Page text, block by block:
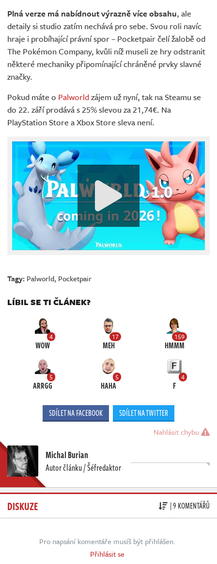
Plná verze má nabídnout výrazně více obsahu, ale
detaily si studio zatím nechává pro sebe. Svou roli navíc
hraje i probíhající právní spor – Pocketpair čelí žalobě od
The Pokémon Company, kvůli níž museli ze hry odstranit
některé mechaniky připomínající chráněné prvky slavné
značky.
Pokud máte o Palworldzájem už nyní, tak na Steamu se
do 22. září prodává s 25% slevou za 21,74€. Na
PlayStation Store a Xbox Store sleva není.
Tagy: Palworld, Pocketpair
LÍBIL SE TI ČLÁNEK?
4
WOW
17
MEH
159
HMMM
5
ARRGG
5
HAHA
4
F
SDÍLET NA FACEBOOK SDÍLET NA TWITTER
Nahlásit chybu
Michal Burian
Autor článku / Šéfredaktor
DISKUZE | 9 KOMENTÁŘŮ
Pro napsání komentáře musíš být přihlášen.
Přihlásit se